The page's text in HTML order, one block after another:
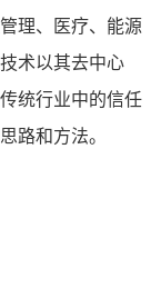
理、医疗、能源
术以其去中心
统行业中的信任
路和方法。